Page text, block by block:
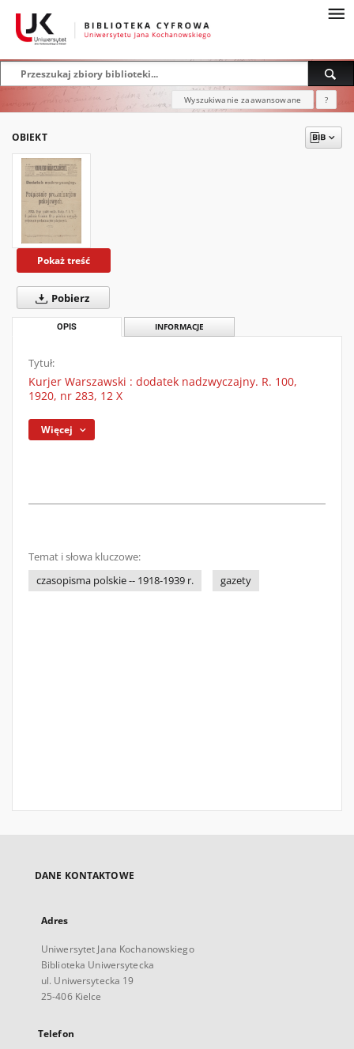
Wyszukiwanie zaawansowane ?
OBIEKT
Pokaż treść
Pobierz
OPIS INFORMACJE
Tytuł:
Kurjer Warszawski : dodatek nadzwyczajny. R. 100,
1920, nr 283, 12 X
Więcej
Temat i słowa kluczowe:
czasopisma polskie -- 1918-1939 r.
gazety
DANE KONTAKTOWE
Adres
Uniwersytet Jana Kochanowskiego
Biblioteka Uniwersytecka
ul. Uniwersytecka 19
25-406 Kielce
Telefon